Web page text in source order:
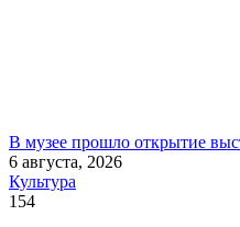
В музее прошло открытие
6 августа, 2026
Культура
154